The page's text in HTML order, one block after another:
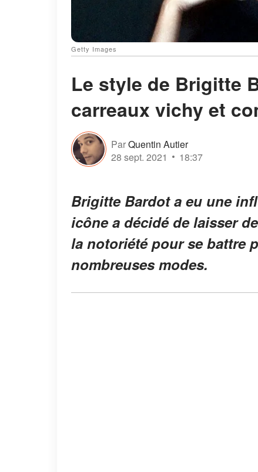
Getty Images
Le style de Brigitte
carreaux vichy et
ParQuentin Autier
28 sept. 2021
18:37
Brigitte Bardot a eu une
icône a décidé de laisser
la notoriété pour se battre
nombreuses modes.